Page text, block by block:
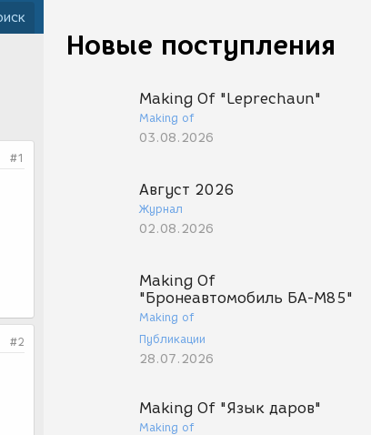
Новые поступления
Making Of "Leprechaun"
Making of
03.08.2026
Август 2026
Журнал
02.08.2026
Making Of
"Бронеавтомобиль БА-М85"
Making of
Публикации
28.07.2026
Making Of "Язык даров"
Making of
#1
#2